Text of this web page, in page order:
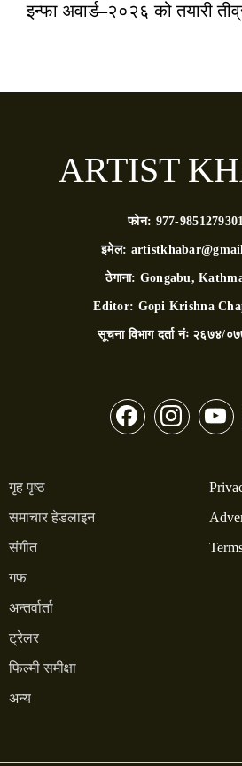
इन्फा अवार्ड–२०२६ को तयारी
ARTIST
फोन: 977-
इमेल:
ठेगाना: Gongabu,
Editor: Gopi Krishna
सूचना विभाग दर्ता नंः २६७४/
गृह पृष्ठ
समाचार हेडलाइन
संगीत
गफ
अन्तर्वार्ता
ट्रेलर
फिल्मी समीक्षा
अन्य